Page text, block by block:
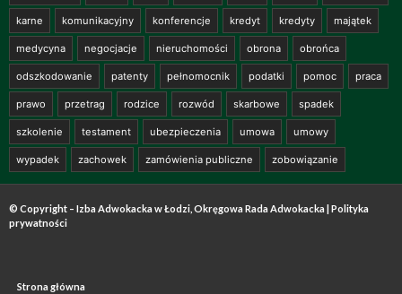
karne komunikacyjny konferencje kredyt kredyty majątek
medycyna negocjacje nieruchomości obrona obrońca
odszkodowanie patenty pełnomocnik podatki pomoc praca
prawo przetrag rodzice rozwód skarbowe spadek
szkolenie testament ubezpieczenia umowa umowy
wypadek zachowek zamówienia publiczne zobowiązanie
© Copyright – Izba Adwokacka w Łodzi, Okręgowa Rada Adwokacka | Polityka
prywatności
Strona główna